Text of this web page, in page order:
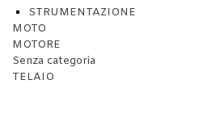
STRUMENTAZIONE
MOTO
MOTORE
Senza categoria
TELAIO